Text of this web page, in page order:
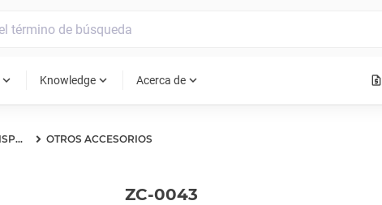
expand_more Knowledge expand_more Acerca de expand_more request_quote
ACCESORIOS PARA DISPOSITIVOS DE MANO S&V OTROS ACCESORIOS
ZC-0043